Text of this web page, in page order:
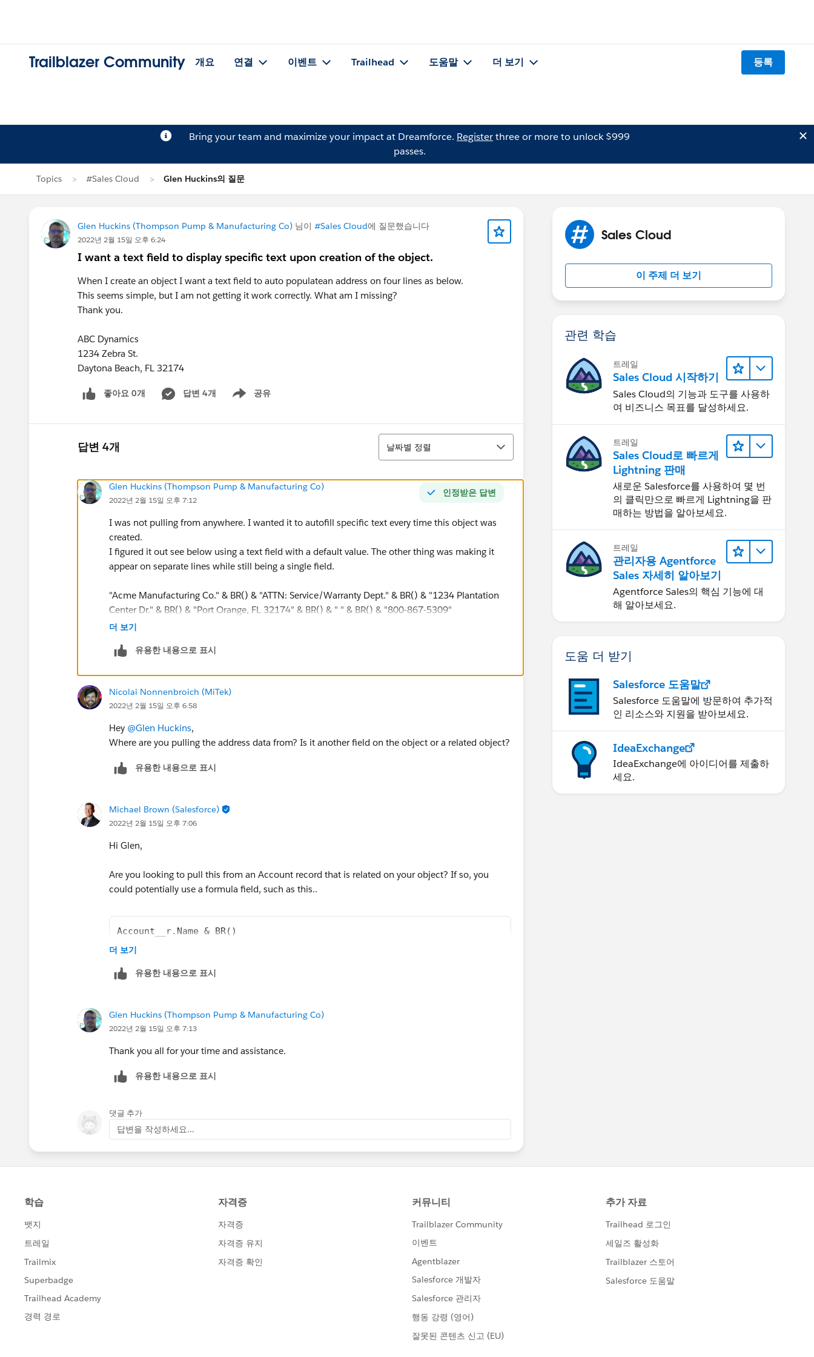
Trailblazer Community 개요 연결 이벤트 Trailhead 도움말 더 보기 등록
Bring your team and maximize your impact at Dreamforce. Registerthree or more to unlock $999
passes.
Topics #Sales Cloud Glen Huckins의 질문
Glen Huckins (Thompson Pump & Manufacturing Co) 님이 #Sales Cloud에 질문했습니다
2022년 2월 15일 오후 6:24
I want a text field to display specific text upon creation of the object.
When I create an object I want a text field to auto populatean address on four lines as below.
This seems simple, but I am not getting it work correctly. What am I missing?
Thank you.
ABC Dynamics
1234 Zebra St.
Daytona Beach, FL 32174
좋아요 0개 답변 4개 공유
Show menu
답변 4개
정렬
날짜별 정렬
인정받은 답변
Glen Huckins (Thompson Pump & Manufacturing Co)
2022년 2월 15일 오후 7:12
I was not pulling from anywhere. I wanted it to autofill specific text every time this object was
created.
I figured it out see below using a text field with a default value. The other thing was making it
appear on separate lines while still being a single field.
"Acme Manufacturing Co." & BR() & "ATTN: Service/Warranty Dept." & BR() & "1234 Plantation
Center Dr." & BR() & "Port Orange, FL 32174" & BR() & " " & BR() & "800-867-5309"
Acme Manufacturing Co. ATTN: Service/Warranty Dept. 1234 Plantation Center Dr. Port Orange,
더 보기
유용한 내용으로 표시
Nicolai Nonnenbroich (MiTek)
2022년 2월 15일 오후 6:58
Hey @Glen Huckins,
Where are you pulling the address data from? Is it another field on the object or a related object?
유용한 내용으로 표시
Michael Brown (Salesforce)
2022년 2월 15일 오후 7:06
Hi Glen,
Are you looking to pull this from an Account record that is related on your object? If so, you
could potentially use a formula field, such as this..
Account__r.Name & BR()
Account__r.BillingStreet & BR()
Account__r.BillingStateProvince & " " &
Thanks,
Mikey
더 보기
유용한 내용으로 표시
Glen Huckins (Thompson Pump & Manufacturing Co)
2022년 2월 15일 오후 7:13
Thank you all for your time and assistance.
유용한 내용으로 표시
댓글 추가
답변을 작성하세요...
Sales Cloud
이 주제 더 보기
관련 학습
트레일
Sales Cloud 시작하기
Sales Cloud의 기능과 도구를 사용하
여 비즈니스 목표를 달성하세요.
트레일
Sales Cloud로 빠르게
Lightning 판매
새로운 Salesforce를 사용하여 몇 번
의 클릭만으로 빠르게 Lightning을 판
매하는 방법을 알아보세요.
트레일
관리자용 Agentforce
Sales 자세히 알아보기
Agentforce Sales의 핵심 기능에 대
해 알아보세요.
도움 더 받기
Salesforce 도움말
Salesforce 도움말에 방문하여 추가적
인 리소스와 지원을 받아보세요.
IdeaExchange
IdeaExchange에 아이디어를 제출하
세요.